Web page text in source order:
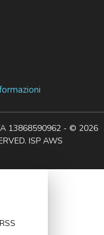
13868590962 - © 2026
ISP AWS